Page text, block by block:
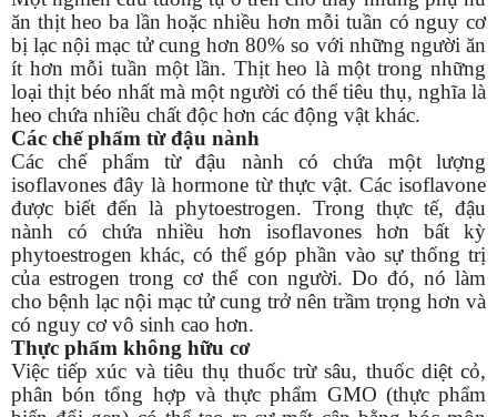
ăn thịt heo ba lần hoặc nhiều hơn mỗi tuần có nguy cơ
bị lạc nội mạc tử cung hơn 80% so với những người ăn
ít hơn mỗi tuần một lần. Thịt heo là một trong những
loại thịt béo nhất mà một người có thể tiêu thụ, nghĩa là
heo chứa nhiều chất độc hơn các động vật khác.
Các chế phẩm từ đậu nành
Các chế phẩm từ đậu nành có chứa một lượng
isoflavones đây là hormone từ thực vật. Các isoflavone
được biết đến là phytoestrogen. Trong thực tế, đậu
nành có chứa nhiều hơn isoflavones hơn bất kỳ
phytoestrogen khác, có thể góp phần vào sự thống trị
của estrogen trong cơ thể con người. Do đó, nó làm
cho bệnh lạc nội mạc tử cung trở nên trầm trọng hơn và
có nguy cơ vô sinh cao hơn.
Thực phẩm không hữu cơ
Việc tiếp xúc và tiêu thụ thuốc trừ sâu, thuốc diệt cỏ,
phân bón tổng hợp và thực phẩm GMO (thực phẩm